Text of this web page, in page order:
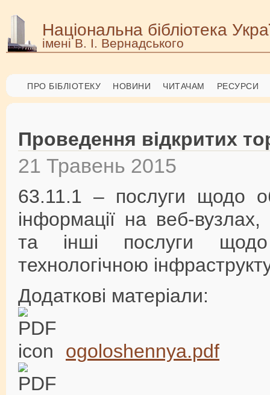
Національна бібліотека
імені В. І. Вернадського
ПРО БІБЛІОТЕКУ НОВИНИ ЧИТАЧАМ РЕСУРСИ
Проведення відкритих
21 Травень 2015
63.11.1 – послуги щодо
інформації на веб-
та інші послуги щодо
технологічною
Додаткові матеріали:
ogoloshennya.pdf